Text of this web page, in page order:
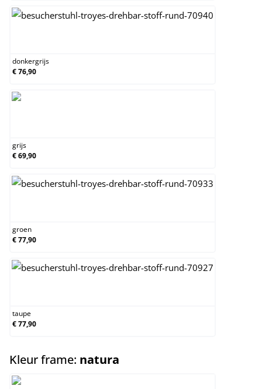
donkergrijs
€ 76,90
grijs
€ 69,90
groen
€ 77,90
taupe
€ 77,90
Kleur frame: natura